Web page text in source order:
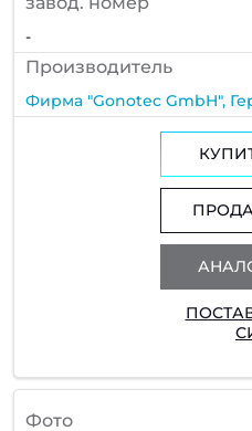
-
Производитель
Фирма "Gonotec GmbH",
Фото